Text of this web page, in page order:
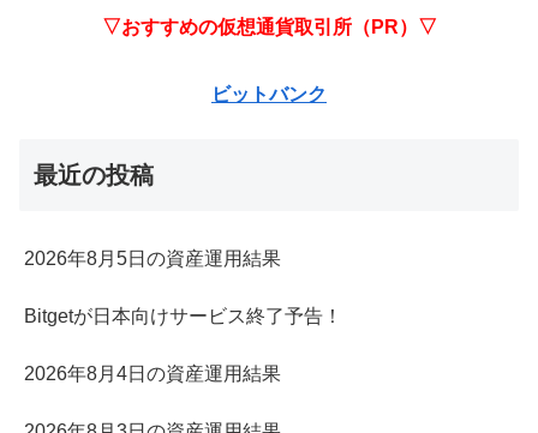
▽おすすめの仮想通貨取引所（PR）▽
ビットバンク
最近の投稿
2026年8月5日の資産運用結果
Bitgetが日本向けサービス終了予告！
2026年8月4日の資産運用結果